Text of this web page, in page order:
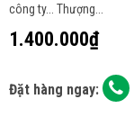
công ty... Thượng...
1.400.000₫
Đặt hàng ngay: